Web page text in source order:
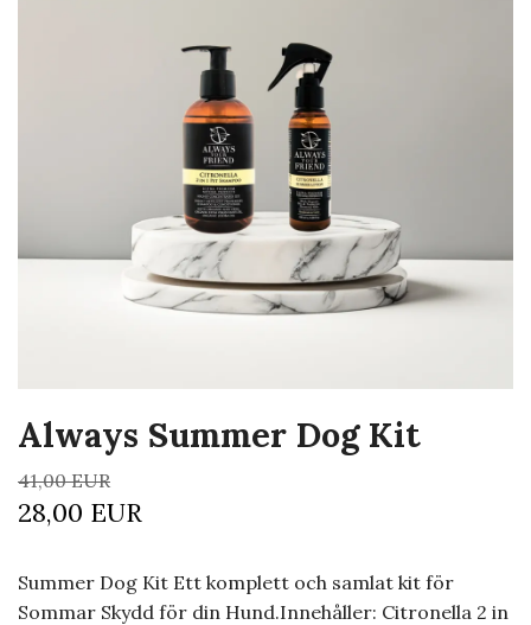
Always Summer Dog Kit
41,00 EUR
28,00 EUR
Summer Dog Kit Ett komplett och samlat kit för
Sommar Skydd för din Hund.Innehåller: Citronella 2 in